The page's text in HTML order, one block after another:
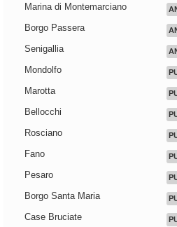
Marina di Montemarciano
Borgo Passera
Senigallia
Mondolfo
Marotta
Bellocchi
Rosciano
Fano
Pesaro
Borgo Santa Maria
Case Bruciate